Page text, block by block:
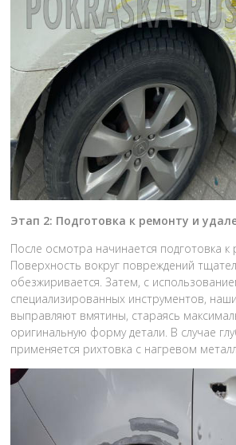
Этап 2: Подготовка к ремонту и
После осмотра начинается подготовка к
Поверхность вокруг повреждений
обезжиривается. Затем, с
специализированных инструментов,
выправляют вмятины, стараясь
оригинальную форму детали. В случае
применяется рихтовка с нагревом